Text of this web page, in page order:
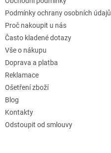
Podmínky ochrany osobních údajů
Proč nakoupit u nás
Často kladené dotazy
Vše o nákupu
Doprava a platba
Reklamace
Ošetření zboží
Blog
Kontakty
Odstoupit od smlouvy